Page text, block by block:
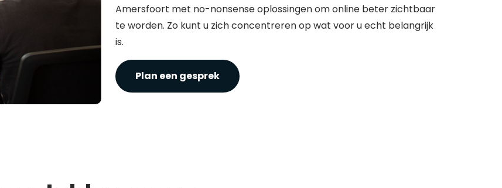
Amersfoort met no-nonsense oplossingen om online beter zichtbaar
te worden. Zo kunt u zich concentreren op wat voor u echt belangrijk
is.
Plan een gesprek